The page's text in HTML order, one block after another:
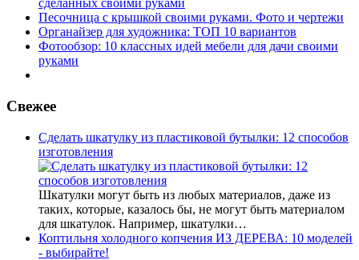
сделанных своими руками
Песочница с крышкой своими руками. Фото и чертежи
Органайзер для художника: ТОП 10 вариантов
Фотообзор: 10 классных идей мебели для дачи своими
руками
Свежее
Сделать шкатулку из пластиковой бутылки: 12 способов
изготовления
Шкатулки могут быть из любых материалов, даже из
таких, которые, казалось бы, не могут быть материалом
для шкатулок. Например, шкатулки…
Коптильня холодного копчения ИЗ ДЕРЕВА: 10 моделей
- выбирайте!